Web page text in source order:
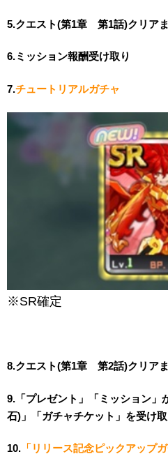
5.クエスト(第1章 第1話)クリア
6.ミッション報酬受け取り
7.チュートリアルガチャ
※SR確定
8.クエスト(第1章 第2話)クリア
9.「プレゼント」「ミッション」
石)」「ガチャチケット」を受け
10. 「リリース記念ピックアップ